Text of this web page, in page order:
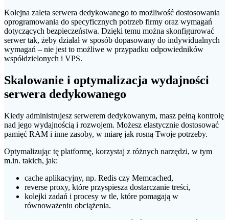
Kolejna zaleta serwera dedykowanego to możliwość dostosowania
oprogramowania do specyficznych potrzeb firmy oraz wymagań
dotyczących bezpieczeństwa. Dzięki temu można skonfigurować
serwer tak, żeby działał w sposób dopasowany do indywidualnych
wymagań – nie jest to możliwe w przypadku odpowiedników
współdzielonych i VPS.
Skalowanie i optymalizacja wydajności
serwera dedykowanego
Kiedy administrujesz serwerem dedykowanym, masz pełną kontrolę
nad jego wydajnością i rozwojem. Możesz elastycznie dostosować
pamięć RAM i inne zasoby, w miarę jak rosną Twoje potrzeby.
Optymalizując tę platformę, korzystaj z różnych narzędzi, w tym
m.in. takich, jak:
cache aplikacyjny, np. Redis czy Memcached,
reverse proxy, które przyspiesza dostarczanie treści,
kolejki zadań i procesy w tle, które pomagają w
równoważeniu obciążenia.